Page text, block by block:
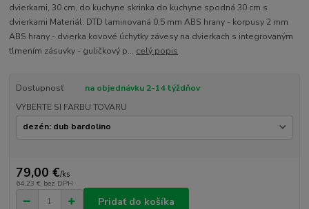
dvierkami, 30 cm, do kuchyne skrinka do kuchyne spodná 30 cm s
dvierkami Materiál: DTD laminovaná 0,5 mm ABS hrany - korpusy 2 mm
ABS hrany - dvierka kovové úchytky závesy na dvierkach s integrovaným
tlmením zásuvky - guličkový p... celý popis
Dostupnosť
na objednávku 2-14 týždňov
VYBERTE SI FARBU TOVARU
79,00 €/ks
64,23 € bez DPH
Pridať do košíka